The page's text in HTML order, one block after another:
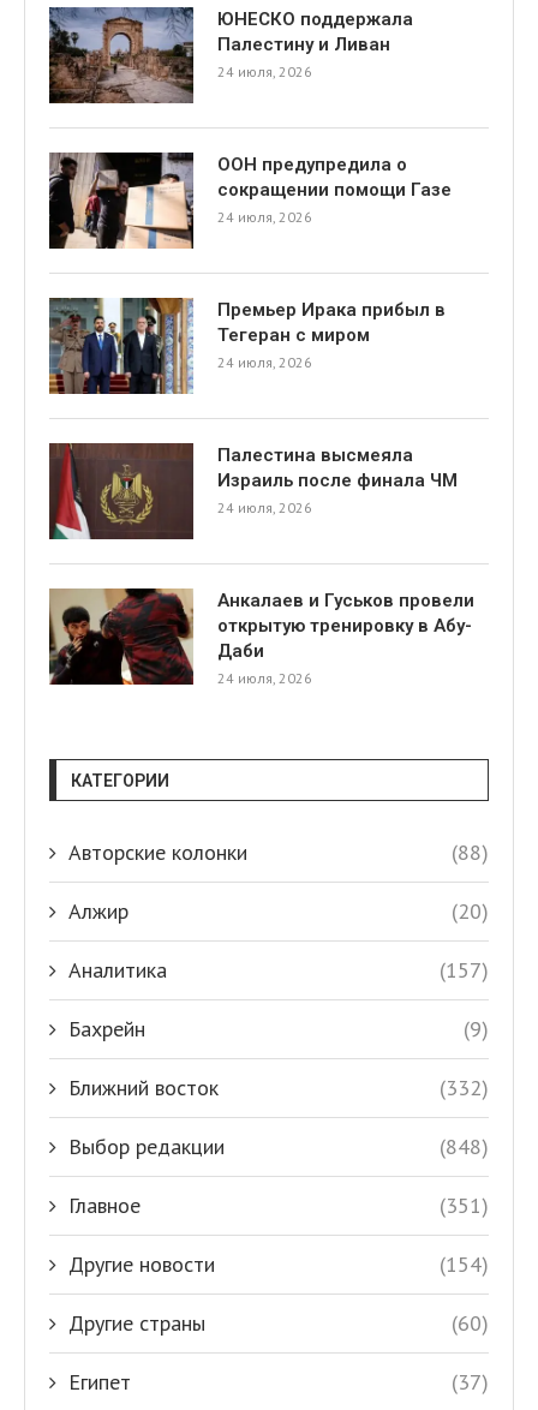
ЮНЕСКО поддержала
Палестину и Ливан
24 июля, 2026
ООН предупредила о
сокращении помощи Газе
24 июля, 2026
Премьер Ирака прибыл в
Тегеран с миром
24 июля, 2026
Палестина высмеяла
Израиль после финала ЧМ
24 июля, 2026
Анкалаев и Гуськов провели
открытую тренировку в Абу-
Даби
24 июля, 2026
КАТЕГОРИИ
Авторские колонки (88)
Алжир (20)
Аналитика (157)
Бахрейн (9)
Ближний восток (332)
Выбор редакции (848)
Главное (351)
Другие новости (154)
Другие страны (60)
Египет (37)